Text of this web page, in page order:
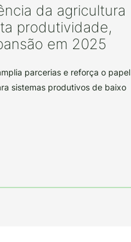
da agricultura
produtividade,
em 2025
parcerias e reforça o papel
sistemas produtivos de baixo